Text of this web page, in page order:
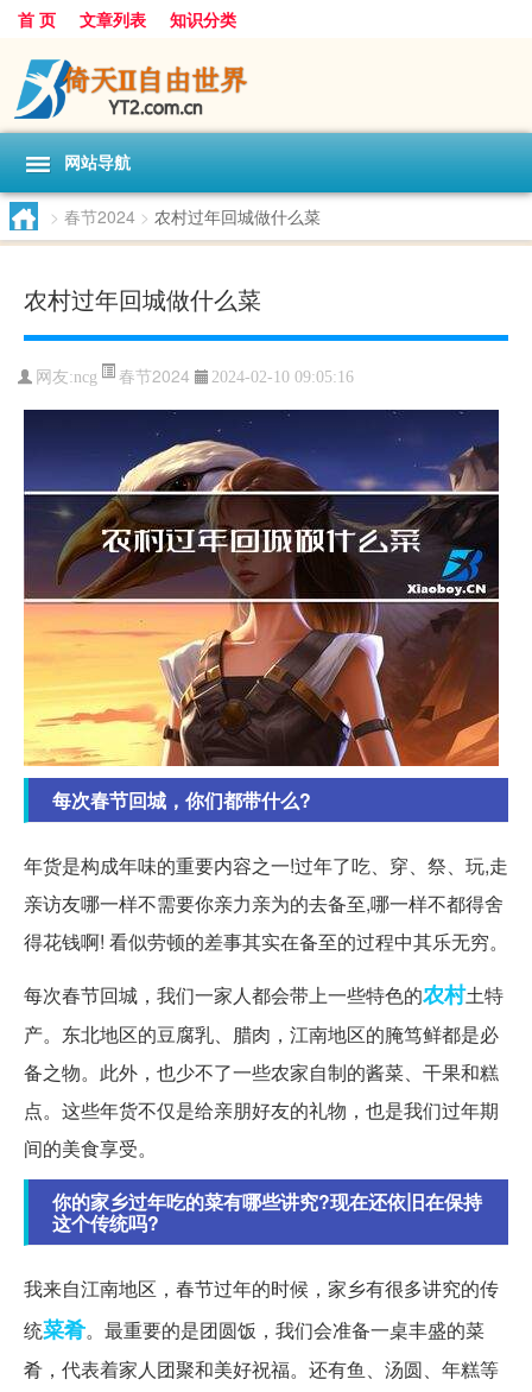
首 页 文章列表 知识分类
网站导航
> 春节2024 > 农村过年回城做什么菜
农村过年回城做什么菜
网友:ncg 春节2024 2024-02-10 09:05:16
每次春节回城，你们都带什么?
年货是构成年味的重要内容之一!过年了吃、穿、祭、玩,走
亲访友哪一样不需要你亲力亲为的去备至,哪一样不都得舍
得花钱啊! 看似劳顿的差事其实在备至的过程中其乐无穷。
每次春节回城，我们一家人都会带上一些特色的农村土特
产。东北地区的豆腐乳、腊肉，江南地区的腌笃鲜都是必
备之物。此外，也少不了一些农家自制的酱菜、干果和糕
点。这些年货不仅是给亲朋好友的礼物，也是我们过年期
间的美食享受。
你的家乡过年吃的菜有哪些讲究?现在还依旧在保持
这个传统吗?
我来自江南地区，春节过年的时候，家乡有很多讲究的传
统菜肴。最重要的是团圆饭，我们会准备一桌丰盛的菜
肴，代表着家人团聚和美好祝福。还有鱼、汤圆、年糕等